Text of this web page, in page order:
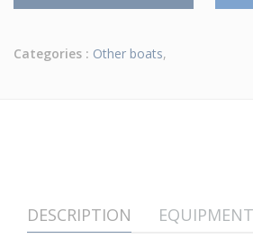
Categories : Other boats,
DESCRIPTION EQUIPMENT